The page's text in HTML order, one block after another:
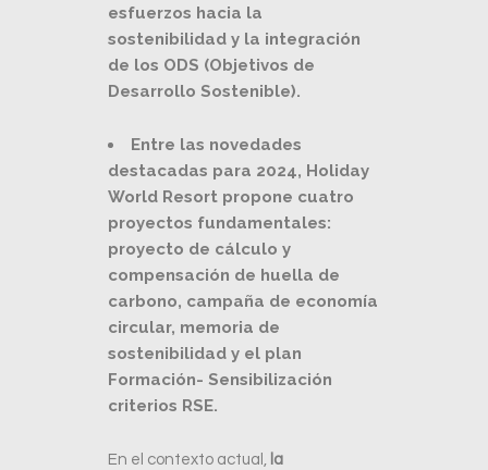
esfuerzos hacia la
sostenibilidad y la integración
de los ODS (Objetivos de
Desarrollo Sostenible).
Entre las novedades
destacadas para 2024, Holiday
World Resort propone cuatro
proyectos fundamentales:
proyecto de cálculo y
compensación de huella de
carbono, campaña de economía
circular, memoria de
sostenibilidad y el plan
Formación- Sensibilización
criterios RSE.
En el contexto actual, la